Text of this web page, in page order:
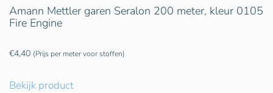
Amann Mettler garen Seralon 200 meter, kleur 0105
Fire Engine
€4,40 (Prijs per meter voor stoffen)
Bekijk product